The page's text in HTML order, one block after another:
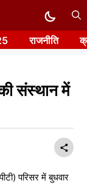
राजनीति
संस्थान में
परिसर में बुधवार